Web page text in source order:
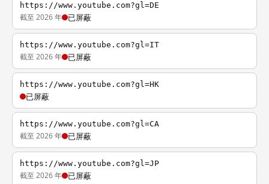
https://www.youtube.com?gl=DE
截至 2026 年 已屏蔽
https://www.youtube.com?gl=IT
截至 2026 年 已屏蔽
https://www.youtube.com?gl=HK
已屏蔽
https://www.youtube.com?gl=CA
截至 2026 年 已屏蔽
https://www.youtube.com?gl=JP
截至 2026 年 已屏蔽